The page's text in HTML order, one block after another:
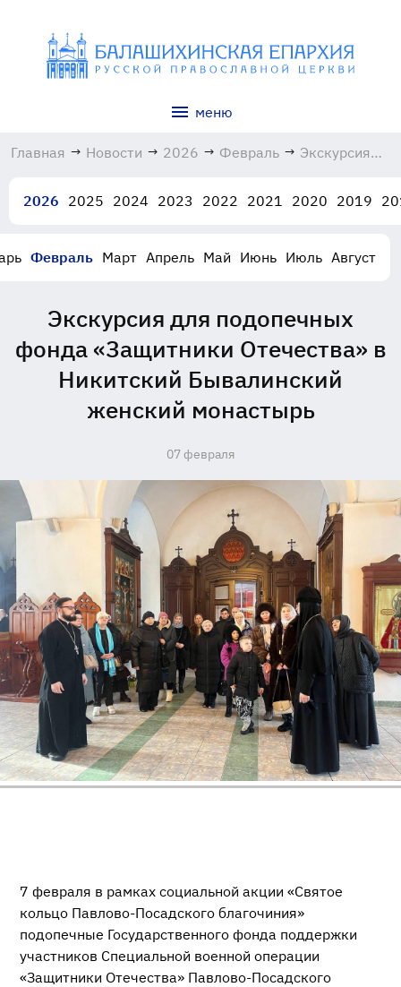
меню
Главная → Новости → 2026 → Февраль → Экскурсия
фонда
Никитский
монастырь
2026 2025 2024 2023 2022 2021 2020 2019
Февраль Март Апрель Май Июнь Июль Август
Экскурсия для подопечных
фонда «Защитники Отечества» в
Никитский Бывалинский
женский монастырь
07 февраля
7 февраля в рамках социальной акции «Святое
кольцо Павлово-Посадского благочиния»
подопечные Государственного фонда поддержки
участников Специальной военной операции
«Защитники Отечества» Павлово-Посадского